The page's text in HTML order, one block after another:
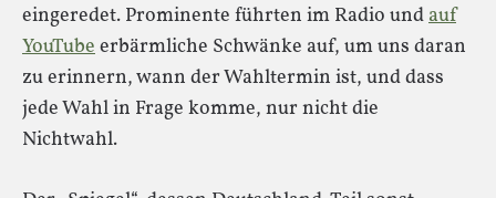
eingeredet. Prominente führten im Radio undauf
YouTubeerbärmliche Schwänke auf, um uns daran
zu erinnern, wann der Wahltermin ist, und dass
jede Wahl in Frage komme, nur nicht die
Nichtwahl.